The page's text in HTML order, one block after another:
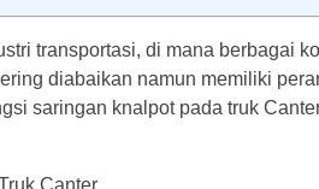
transportasi, di mana berbagai
diabaikan namun memiliki
saringan knalpot pada truk